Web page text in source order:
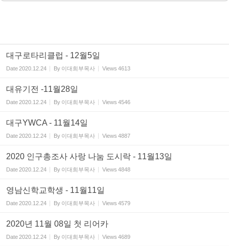
대구로타리클럽 - 12월5일
Date2020.12.24 By 이대희부목사 Views 4613
대유기전 -11월28일
Date2020.12.24 By 이대희부목사 Views 4546
대구YWCA - 11월14일
Date2020.12.24 By 이대희부목사 Views 4887
2020 인구총조사 사랑 나눔 도시락 - 11월13일
Date2020.12.24 By 이대희부목사 Views 4848
영남신학교학생 - 11월11일
Date2020.12.24 By 이대희부목사 Views 4579
2020년 11월 08일 첫 리어카
Date2020.12.24 By 이대희부목사 Views 4689